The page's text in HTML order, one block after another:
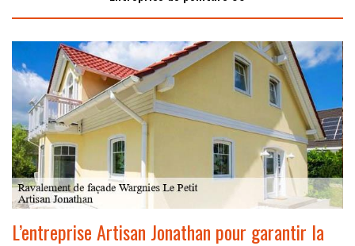
L’entreprise Artisan Jonathan pour garantir la